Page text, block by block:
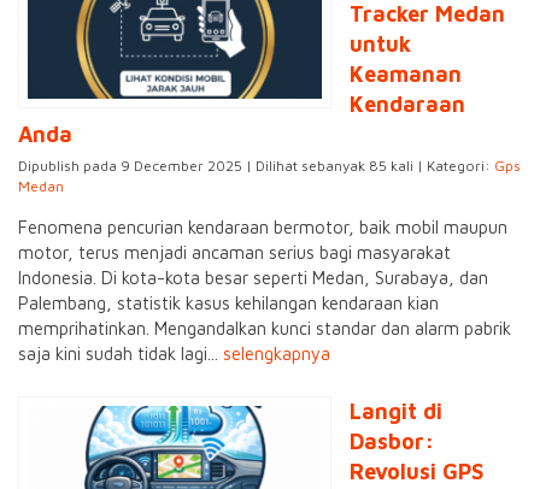
Tracker Medan
untuk
Keamanan
Kendaraan
Anda
Dipublish pada 9 December 2025 | Dilihat sebanyak 85 kali | Kategori: Gps
Medan
Fenomena pencurian kendaraan bermotor, baik mobil maupun
motor, terus menjadi ancaman serius bagi masyarakat
Indonesia. Di kota-kota besar seperti Medan, Surabaya, dan
Palembang, statistik kasus kehilangan kendaraan kian
memprihatinkan. Mengandalkan kunci standar dan alarm pabrik
saja kini sudah tidak lagi... selengkapnya
Langit di
Dasbor:
Revolusi GPS